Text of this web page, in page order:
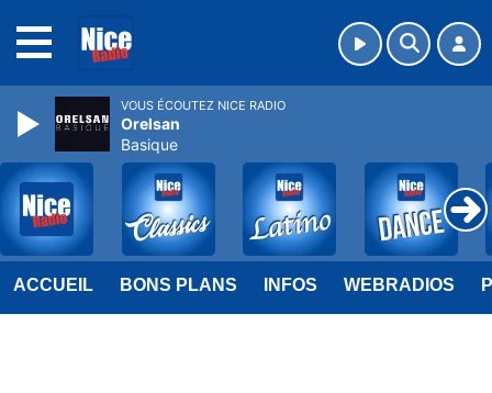
ACCUEIL BONS PLANS INFOS WEBRADIOS
VOUS ÉCOUTEZ NICE RADIO
Orelsan
Basique